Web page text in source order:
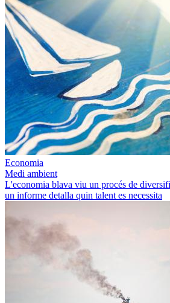
Economia
Medi ambient
L'economia blava viu un procés de
un informe detalla quin talent es necessita